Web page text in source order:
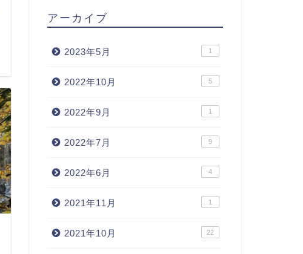
アーカイブ
2023年5月 1
2022年10月 5
2022年9月 1
2022年7月 9
2022年6月 4
2021年11月 1
2021年10月 22